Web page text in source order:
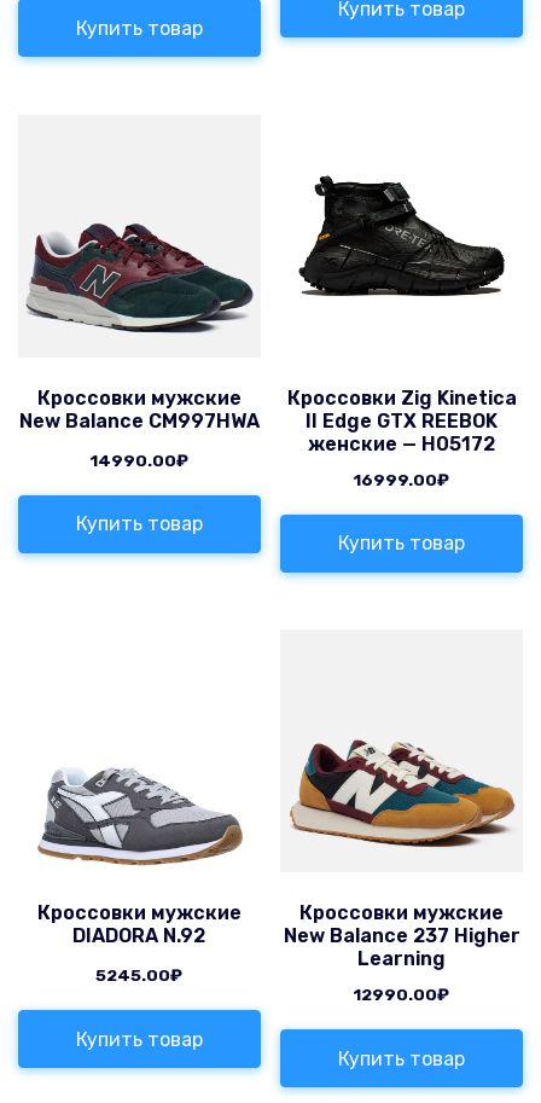
Купить товар
Купить товар
Кроссовки мужские
New Balance CM997HWA
14990.00₽
Купить товар
Кроссовки Zig Kinetica
II Edge GTX REEBOK
женские — H05172
16999.00₽
Купить товар
Кроссовки мужские
DIADORA N.92
5245.00₽
Купить товар
Кроссовки мужские
New Balance 237 Higher
Learning
12990.00₽
Купить товар